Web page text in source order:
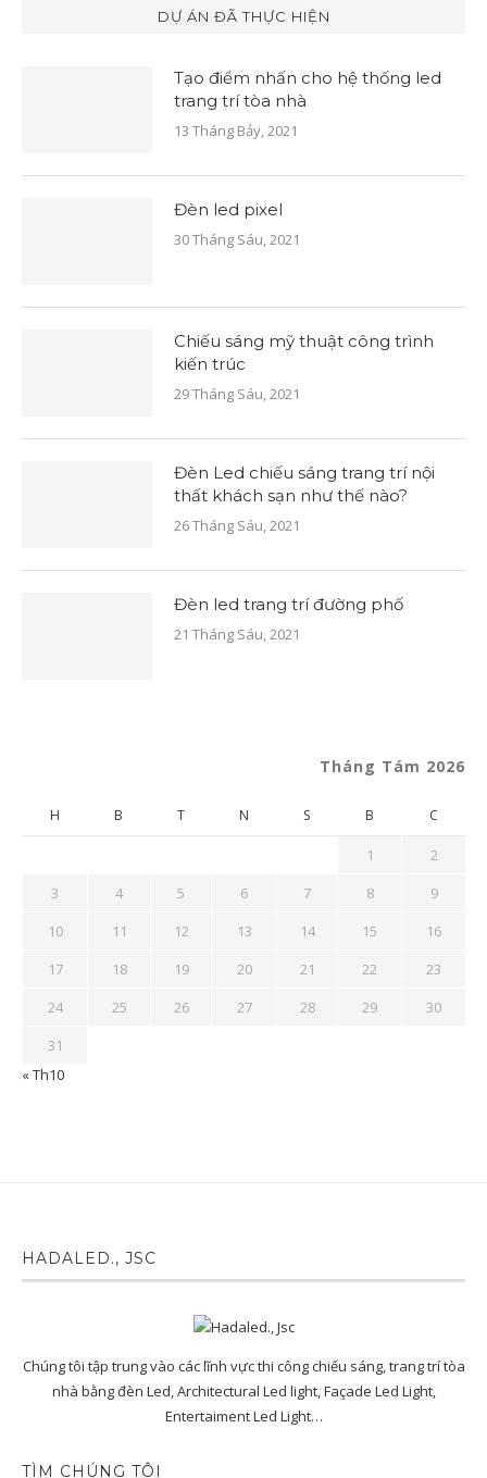
DỰ ÁN ĐÃ THỰC HIỆN
Tạo điểm nhấn cho hệ thống led
trang trí tòa nhà
13 Tháng Bảy, 2021
Đèn led pixel
30 Tháng Sáu, 2021
Chiếu sáng mỹ thuật công trình
kiến trúc
29 Tháng Sáu, 2021
Đèn Led chiếu sáng trang trí nội
thất khách sạn như thế nào?
26 Tháng Sáu, 2021
Đèn led trang trí đường phố
21 Tháng Sáu, 2021
Tháng Tám 2026
H B T N S B C
1
2
3
4 5 6 7 8
9
10
11 12 13 14 15
16
17
18 19 20 21 22
23
24
25 26 27 28 29
30
31
« Th10
HADALED., JSC
Chúng tôi tập trung vào các lĩnh vực thi công chiếu sáng, trang trí tòa
nhà bằng đèn Led, Architectural Led light, Façade Led Light,
Entertaiment Led Light…
TÌM CHÚNG TÔI